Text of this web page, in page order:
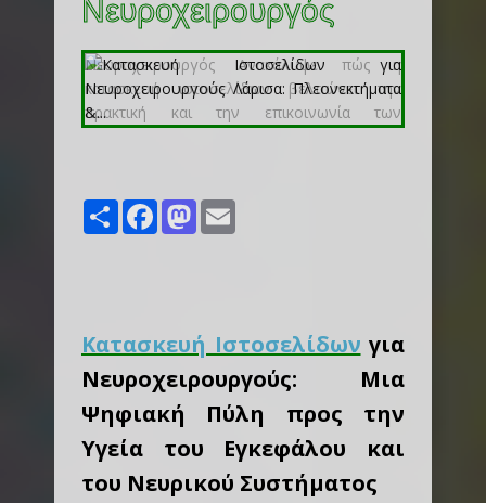
Νευροχειρουργός
Share FacebookMastodon
Κατασκευή Ιστοσελίδων για
Νευροχειρουργούς: Μια
Ψηφιακή Πύλη προς την
Υγεία του Εγκεφάλου και
του Νευρικού Συστήματος